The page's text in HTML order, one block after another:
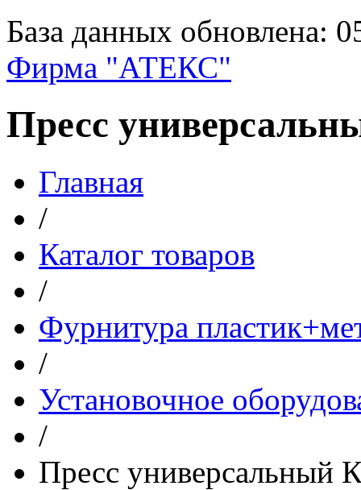
База данных обновлена:
Фирма "АТЕКС"
Пресс
Главная
/
Каталог товаров
/
Фурнитура
/
Установочное
/
Пресс универсальный